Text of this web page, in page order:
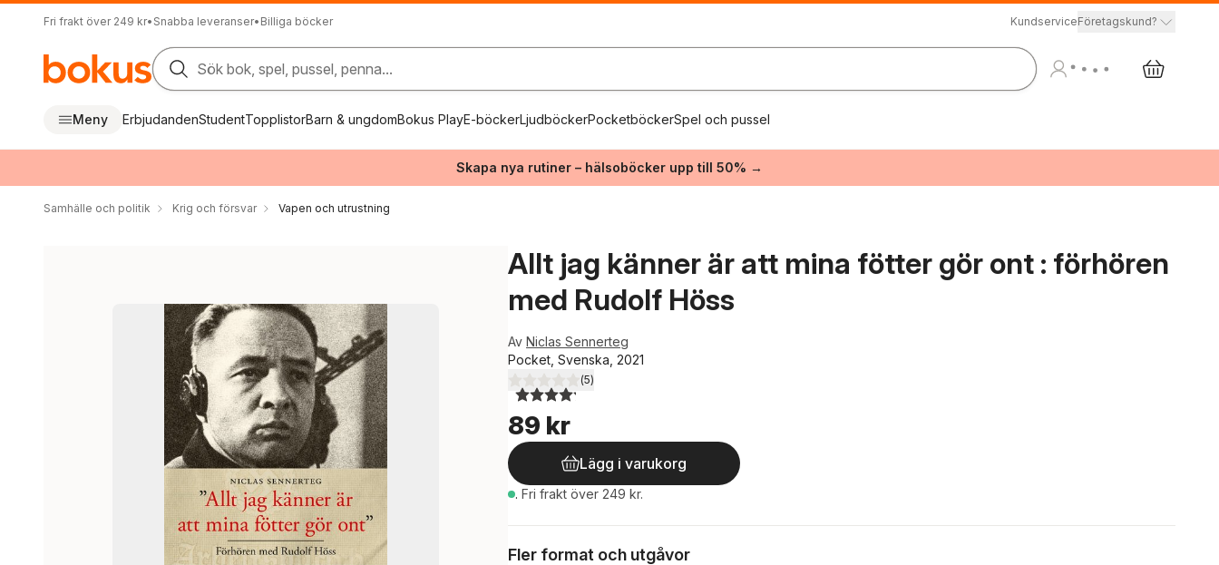
Fri frakt över 249 kr• Snabba leveranser• Billiga böcker KundserviceFöretagskund?
Sök bok, spel, pussel, penna...
Meny ErbjudandenStudentTopplistorBarn & ungdomBokus PlayE-böckerLjudböckerPocketböckerSpel och pussel
Skapa nya rutiner – hälsoböcker upp till 50% →
Samhälle och politik Krig och försvar Vapen och utrustning
Allt jag känner är att mina fötter gör ont : förhören
med Rudolf Höss
Av Niclas Sennerteg
Pocket, Svenska, 2021
4,2utav 5 stjärnor. Totalt antal röster:
(5)
89 kr
Lägg i varukorg
. Fri frakt över 249 kr.
Fler format och utgåvor